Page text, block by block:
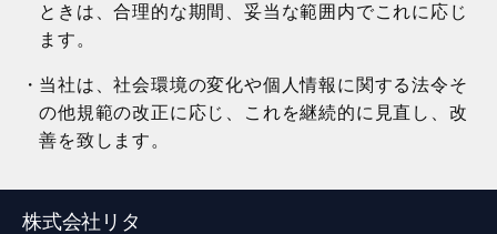
ときは、合理的な期間、妥当な範囲内でこれに応じ
ます。
当社は、社会環境の変化や個人情報に関する法令そ
の他規範の改正に応じ、これを継続的に見直し、改
善を致します。
株式会社リタ